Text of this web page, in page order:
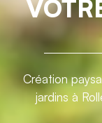
Création
jardins à